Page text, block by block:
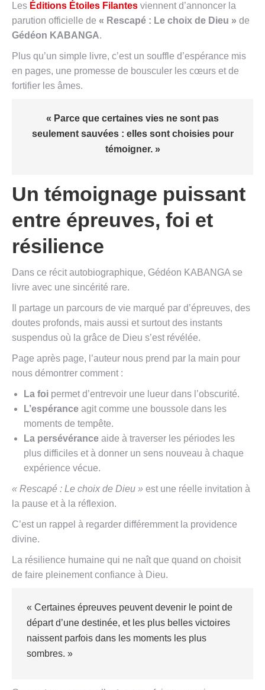
Les Éditions Étoiles Filantes viennent d’annoncer la
parution officielle de « Rescapé : Le choix de Dieu » de
Gédéon KABANGA.
Plus qu’un simple livre, c’est un souffle d’espérance mis
en pages, une promesse de bousculer les cœurs et de
fortifier les âmes.
« Parce que certaines vies ne sont pas
seulement sauvées : elles sont choisies pour
témoigner. »
Un témoignage puissant
entre épreuves, foi et
résilience
Dans ce récit autobiographique, Gédéon KABANGA se
livre avec une sincérité rare.
Il partage un parcours de vie marqué par d’épreuves, des
doutes profonds, mais aussi et surtout des instants
suspendus où la grâce de Dieu s’est révélée.
Page après page, l’auteur nous prend par la main pour
nous démontrer comment :
La foi permet d’entrevoir une lueur dans l’obscurité.
L’espérance agit comme une boussole dans les
moments de tempête.
La persévérance aide à traverser les périodes les
plus difficiles et à donner un sens nouveau à chaque
expérience vécue.
« Rescapé : Le choix de Dieu » est une réelle invitation à
la pause et à la réflexion.
C’est un rappel à regarder différemment la providence
divine.
La résilience humaine qui ne naît que quand on choisit
de faire pleinement confiance à Dieu.
« Certaines épreuves peuvent devenir le point de
départ d’une destinée, et les plus belles victoires
naissent parfois dans les moments les plus
sombres. »